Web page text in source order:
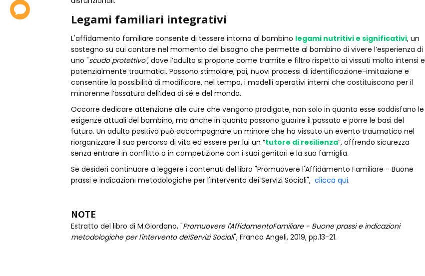
Legami familiari integrativi
L'affidamento familiare consente di tessere intorno al bambino legami nutritivi e significativi, un
sostegno su cui contare nel momento del bisogno che permette al bambino di vivere l’esperienza di
uno "scudo protettivo", dove l’adulto si propone come tramite e filtro rispetto ai vissuti molto intensi e
potenzialmente traumatici. Possono stimolare, poi, nuovi processi di identificazione-imitazione e
consentire la possibilità di modificare, nel tempo, i modelli operativi interni che costituiscono per il
minorenne l’ossatura dell’idea di sé e del mondo.
Occorre dedicare attenzione alle cure che vengono prodigate, non solo in quanto esse soddisfano le
esigenze attuali del bambino, ma anche in quanto possono guarire il passato e porre le basi del
futuro. Un adulto positivo può accompagnare un minore che ha vissuto un evento traumatico nel
riorganizzare il suo percorso di vita ed essere per lui un “tutore di resilienza”, offrendo sicurezza
senza entrare in conflitto o in competizione con i suoi genitori e la sua famiglia.
Se desideri continuare a leggere i contenuti del libro "Promuovere l'Affidamento Familiare - Buone
prassi e indicazioni metodologiche per l'intervento dei Servizi Sociali", clicca qui.
NOTE
Estratto del libro di M.Giordano, "Promuovere l'AffidamentoFamiliare - Buone prassi e indicazioni
metodologiche per l'intervento deiServizi Sociali", Franco Angeli, 2019, pp.13-21.